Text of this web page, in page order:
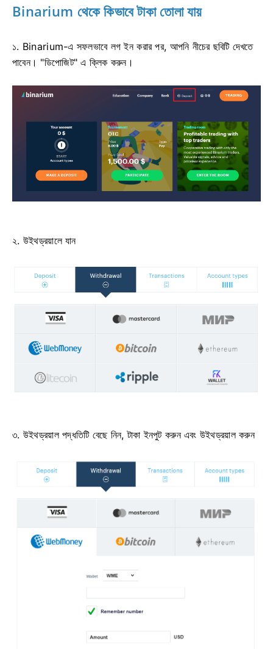
Binarium থেকে কিভাবে টাকা তোলা যায়
১. Binarium-এ সফলভাবে লগ ইন করার পর, আপনি নীচের ছবিটি দেখতে
পাবেন। "ডিপোজিট" এ ক্লিক করুন।
২. উইথড্রয়ালে যান
৩. উইথড্রয়াল পদ্ধতিটি বেছে নিন, টাকা ইনপুট করুন এবং উইথড্রয়াল করুন